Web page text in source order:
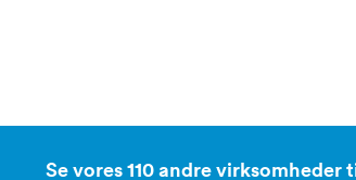
Se vores 110 andre virksomheder